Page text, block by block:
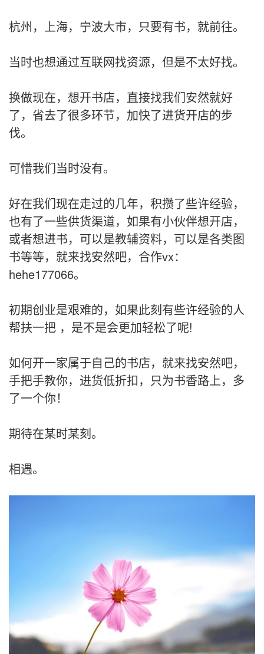
杭州，上海，宁波大市，只要有书，就前往。
当时也想通过互联网找资源，但是不太好找。
换做现在，想开书店，直接找我们安然就好
了，省去了很多环节，加快了进货开店的步
伐。
可惜我们当时没有。
好在我们现在走过的几年，积攒了些许经验，
也有了一些供货渠道，如果有小伙伴想开店，
或者想进书，可以是教辅资料，可以是各类图
书等等，就来找安然吧，合作vx：
hehe177066。
初期创业是艰难的，如果此刻有些许经验的人
帮扶一把 ，是不是会更加轻松了呢!
如何开一家属于自己的书店，就来找安然吧，
手把手教你，进货低折扣，只为书香路上，多
了一个你！
期待在某时某刻。
相遇。